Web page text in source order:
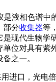
是液相色谱中
部分收集器等
现代生物学
位对具有紫
之一。
进口，光电